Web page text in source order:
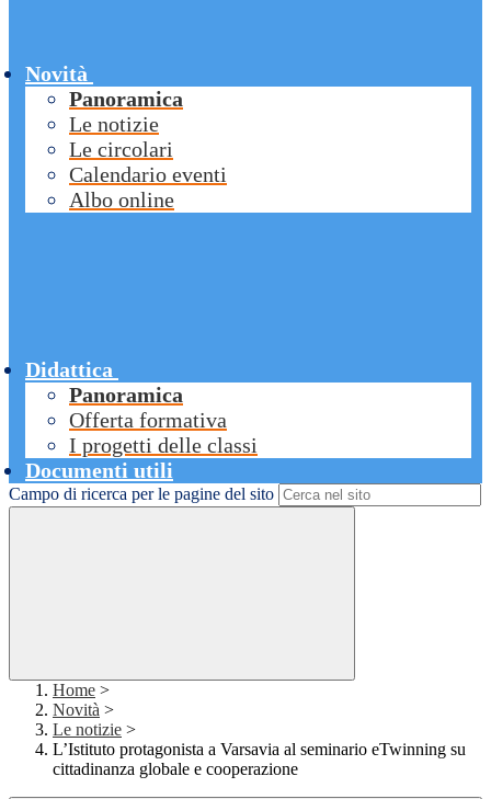
Novità
Panoramica
Le notizie
Le circolari
Calendario eventi
Albo online
Didattica
Panoramica
Offerta formativa
I progetti delle classi
Documenti utili
Campo di ricerca per le pagine del sito
Home >
Novità >
Le notizie >
L’Istituto protagonista a Varsavia al seminario eTwinning su
cittadinanza globale e cooperazione